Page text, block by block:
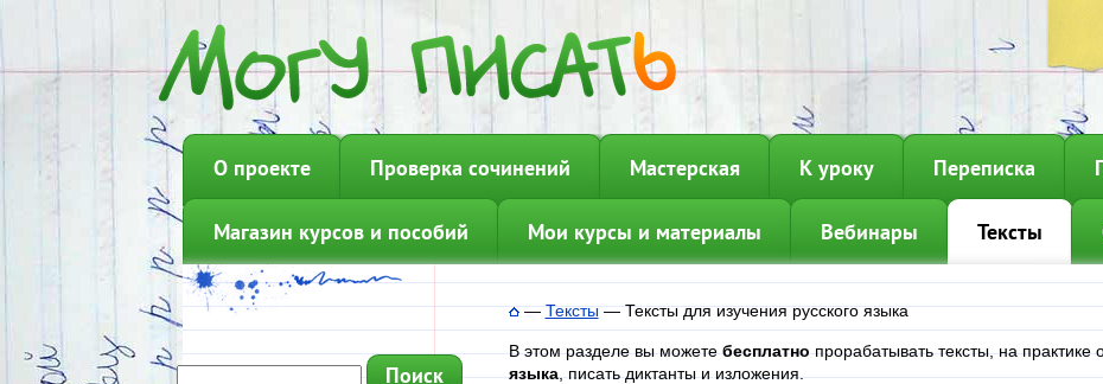
О проекте Проверка сочинений Мастерская К уроку Переписка
Магазин курсов и пособий Мои курсы и материалы Вебинары Тексты
—Тексты—Тексты для изучения русского языка
В этом разделе вы можетебесплатнопрорабатывать тексты, на практике
языка, писать диктанты и изложения.